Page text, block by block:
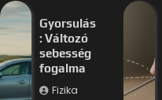
Gyorsulás
: Változó
sebesség
fogalma
Fizika